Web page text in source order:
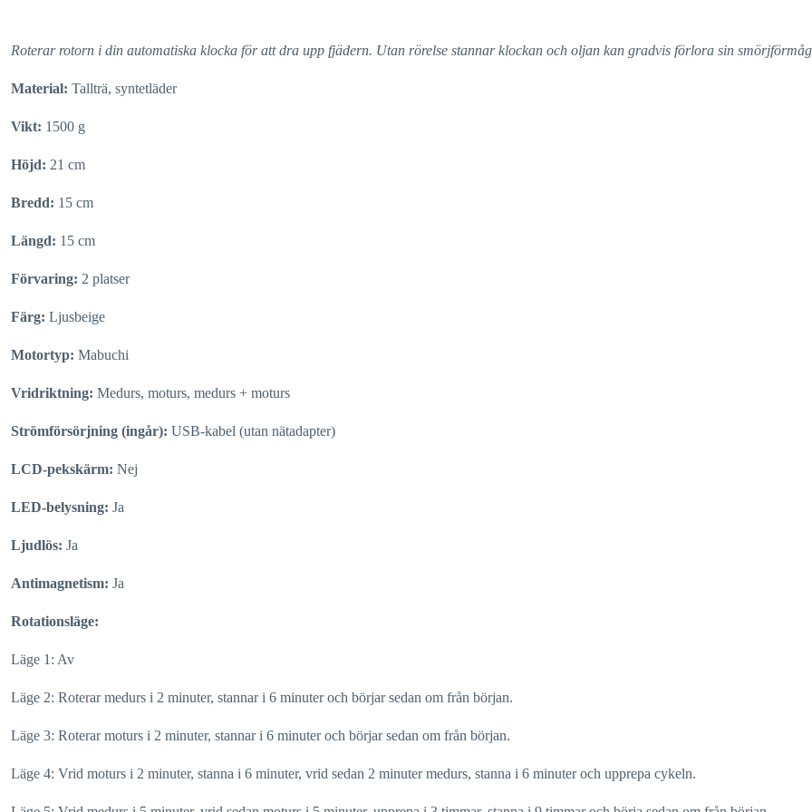
Roterar rotorn i din automatiska klocka för att dra upp fjädern. Utan rörelse stannar klockan och oljan kan gradvis förlora sin
Material: Tallträ, syntetläder
Vikt: 1500 g
Höjd: 21 cm
Bredd: 15 cm
Längd: 15 cm
Förvaring: 2 platser
Färg: Ljusbeige
Motortyp: Mabuchi
Vridriktning: Medurs, moturs, medurs + moturs
Strömförsörjning (ingår): USB-kabel (utan nätadapter)
LCD-pekskärm: Nej
LED-belysning: Ja
Ljudlös: Ja
Antimagnetism: Ja
Rotationsläge:
Läge 1: Av
Läge 2: Roterar medurs i 2 minuter, stannar i 6 minuter och börjar sedan om från början.
Läge 3: Roterar moturs i 2 minuter, stannar i 6 minuter och börjar sedan om från början.
Läge 4: Vrid moturs i 2 minuter, stanna i 6 minuter, vrid sedan 2 minuter medurs, stanna i 6 minuter och upprepa cykeln.